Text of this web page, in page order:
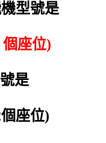
型號是
個座位)
是
座位)